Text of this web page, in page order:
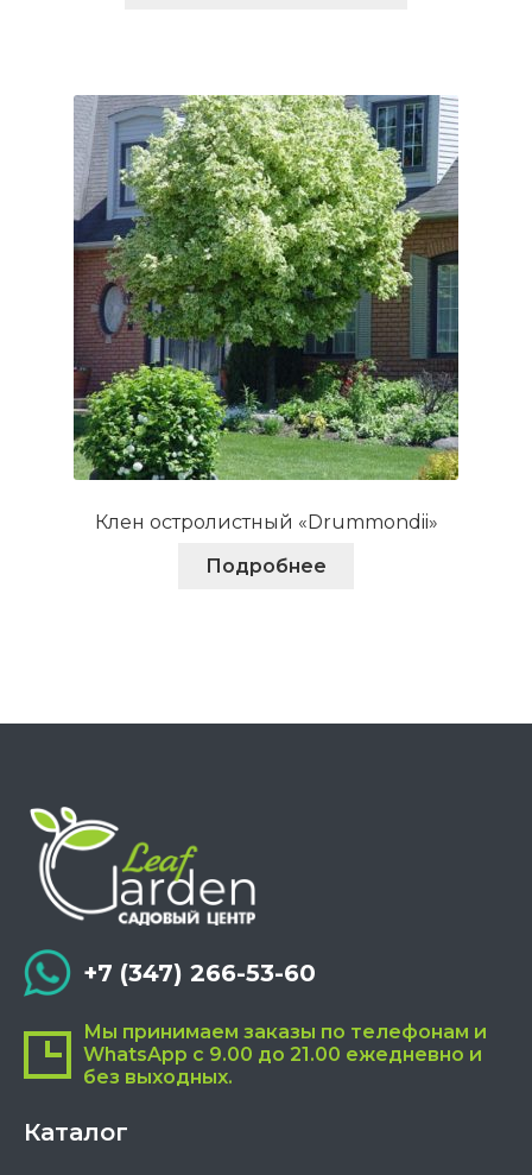
можно
выбрать
на
странице
товара.
Клен остролистный «Drummondii»
Подробнее
+7 (347) 266-53-60
Мы принимаем заказы по телефонам и
WhatsApp с 9.00 до 21.00 ежедневно и
без выходных.
Каталог